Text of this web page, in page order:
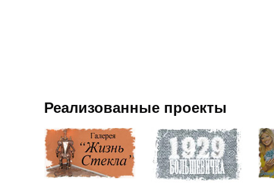
Реализованные проекты